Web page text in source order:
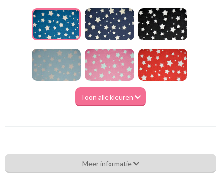
Toon alle kleuren
Be_[B15]1940 denim sterrenmix
Eigenschappen gordijnstof
Meer informatie